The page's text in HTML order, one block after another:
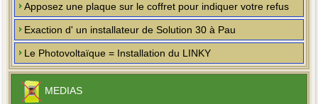
Apposez une plaque sur le coffret pour indiquer votre refus
Exaction d' un installateur de Solution 30 à Pau
Le Photovoltaïque = Installation du LINKY
MEDIAS